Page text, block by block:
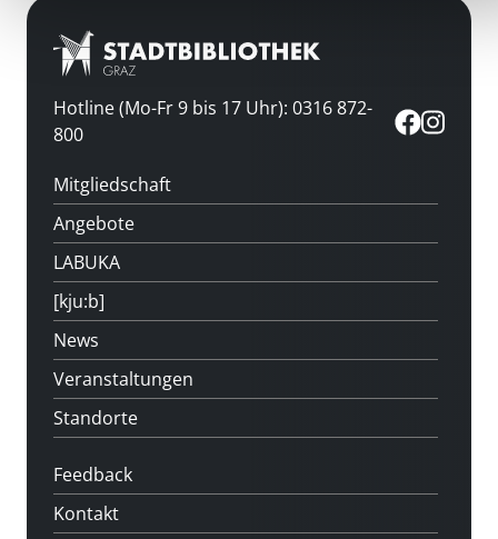
Hotline (Mo-Fr 9 bis 17 Uhr): 0316 872-
800
Mitgliedschaft
Angebote
LABUKA
[kju:b]
News
Veranstaltungen
Standorte
Feedback
Kontakt